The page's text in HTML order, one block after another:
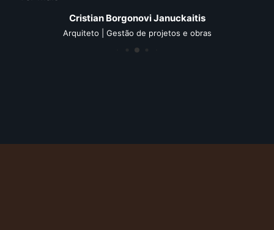
Cristian Borgonovi Januckaitis
Arquiteto | Gestão de projetos e obras